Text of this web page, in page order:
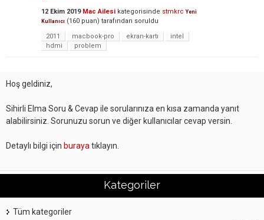
12 Ekim 2019 Mac Ailesi kategorisinde stmkrc Yeni
Kullanıcı (160 puan) tarafından soruldu
2011
macbook-pro ekran-kartı
intel
hdmi
problem
Hoş geldiniz,
Sihirli Elma Soru & Cevap ile sorularınıza en kısa zamanda yanıt
alabilirsiniz. Sorunuzu sorun ve diğer kullanıcılar cevap versin.
Detaylı bilgi için buraya tıklayın.
Kategoriler
Tüm kategoriler